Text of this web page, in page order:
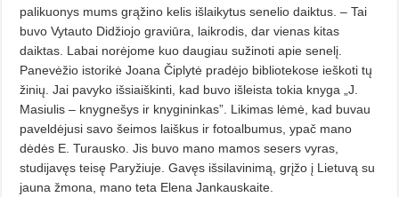
palikuonys mums grąžino kelis išlaikytus senelio daiktus. – Tai
buvo Vytauto Didžiojo graviūra, laikrodis, dar vienas kitas
daiktas. Labai norėjome kuo daugiau sužinoti apie senelį.
Panevėžio istorikė Joana Čiplytė pradėjo bibliotekose ieškoti tų
žinių. Jai pavyko išsiaiškinti, kad buvo išleista tokia knyga „J.
Masiulis – knygnešys ir knygininkas”. Likimas lėmė, kad buvau
paveldėjusi savo šeimos laiškus ir fotoalbumus, ypač mano
dėdės E. Turausko. Jis buvo mano mamos sesers vyras,
studijavęs teisę Paryžiuje. Gavęs išsilavinimą, grįžo į Lietuvą su
jauna žmona, mano teta Elena Jankauskaite.